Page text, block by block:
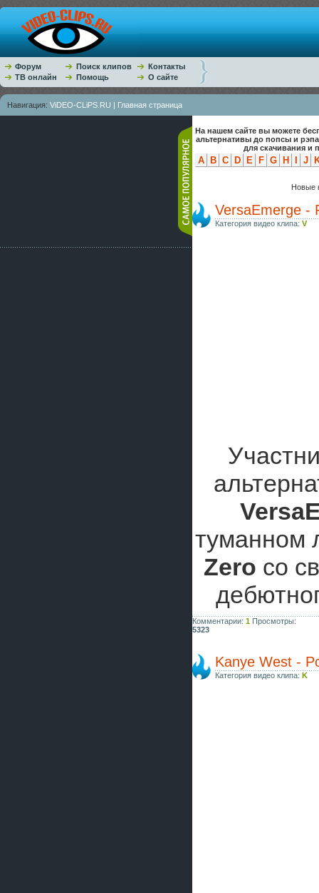
Форум Поиск клипов
Контакты
ТВ онлайн
Помощь О сайте
Навигация: ViDEO-CLiPS.RU | Главная страница
На нашем сайте вы можете
альтернативы до попсы и
для скачивания и
A B C D E F G H J
Новые
VersaEmerge -
Категория видео клипа: V
туманном
Zero со
Комментарии: 1 Просмотры:
5323
Kanye West -
Категория видео клипа: K